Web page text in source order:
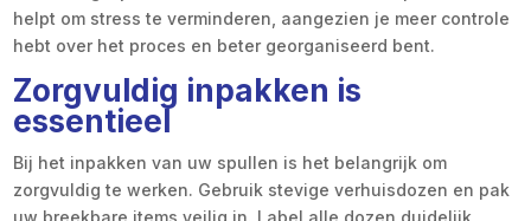
helpt om stress te verminderen, aangezien je meer controle
hebt over het proces en beter georganiseerd bent.
Zorgvuldig inpakken is
essentieel
Bij het inpakken van uw spullen is het belangrijk om
zorgvuldig te werken. Gebruik stevige verhuisdozen en pak